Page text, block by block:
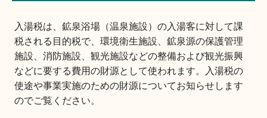
入湯税は、鉱泉浴場（温泉施設）の入湯客に対して課
税される目的税で、環境衛生施設、鉱泉源の保護管理
施設、消防施設、観光施設などの整備および観光振興
などに要する費用の財源として使われます。入湯税の
使途や事業実施のための財源についてお知らせします
のでご覧ください。